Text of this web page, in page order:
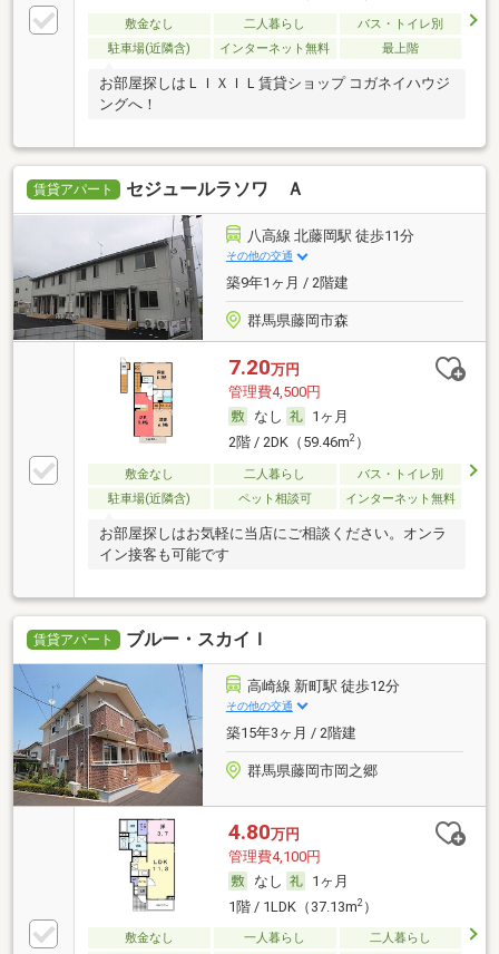
敷金なし 二人暮らし
バス・トイレ別
駐車場(近隣含)
インターネット無料 最上階
お部屋探しはＬＩＸＩＬ賃貸ショップ コガネイハウジ
ングへ！
賃貸アパート セジュールラソワ Ａ
八高線 北藤岡駅 徒歩11分
その他の交通
築9年1ヶ月 / 2階建
群馬県藤岡市森
7.20万円
管理費4,500円
なし
1ヶ月
2階 / 2DK（59.46m2）
敷金なし 二人暮らし
バス・トイレ別
駐車場(近隣含)
ペット相談可 インターネット無料
お部屋探しはお気軽に当店にご相談ください。オンラ
イン接客も可能です
賃貸アパート ブルー・スカイＩ
高崎線 新町駅 徒歩12分
その他の交通
築15年3ヶ月 / 2階建
群馬県藤岡市岡之郷
4.80万円
管理費4,100円
なし
1ヶ月
1階 / 1LDK（37.13m2）
敷金なし 一人暮らし
二人暮らし